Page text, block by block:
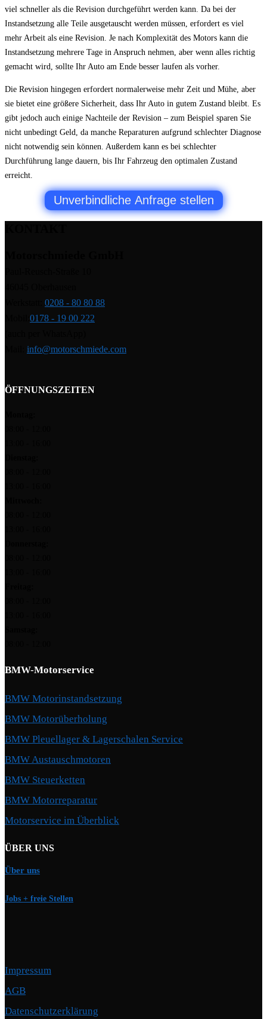
viel schneller als die Revision durchgeführt werden kann. Da bei der
Instandsetzung alle Teile ausgetauscht werden müssen, erfordert es viel
mehr Arbeit als eine Revision. Je nach Komplexität des Motors kann die
Instandsetzung mehrere Tage in Anspruch nehmen, aber wenn alles richtig
gemacht wird, sollte Ihr Auto am Ende besser laufen als vorher.
Die Revision hingegen erfordert normalerweise mehr Zeit und Mühe, aber
sie bietet eine größere Sicherheit, dass Ihr Auto in gutem Zustand bleibt. Es
gibt jedoch auch einige Nachteile der Revision – zum Beispiel sparen Sie
nicht unbedingt Geld, da manche Reparaturen aufgrund schlechter Diagnose
nicht notwendig sein können. Außerdem kann es bei schlechter
Durchführung lange dauern, bis Ihr Fahrzeug den optimalen Zustand
erreicht.
Unverbindliche Anfrage stellen
0208 - 80 80 88
0178 - 19 00 222
info@motorschmiede.com
ÖFFNUNGSZEITEN
BMW-Motorservice
BMW Motorinstandsetzung
BMW Motorüberholung
BMW Pleuellager & Lagerschalen Service
BMW Austauschmotoren
BMW Steuerketten
BMW Motorreparatur
Motorservice im Überblick
ÜBER UNS
Über uns
Jobs + freie Stellen
Impressum
AGB
Datenschutzerklärung